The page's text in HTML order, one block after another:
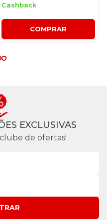
Cashback
COMPRAR
EXCLUSIVAS
de ofertas!